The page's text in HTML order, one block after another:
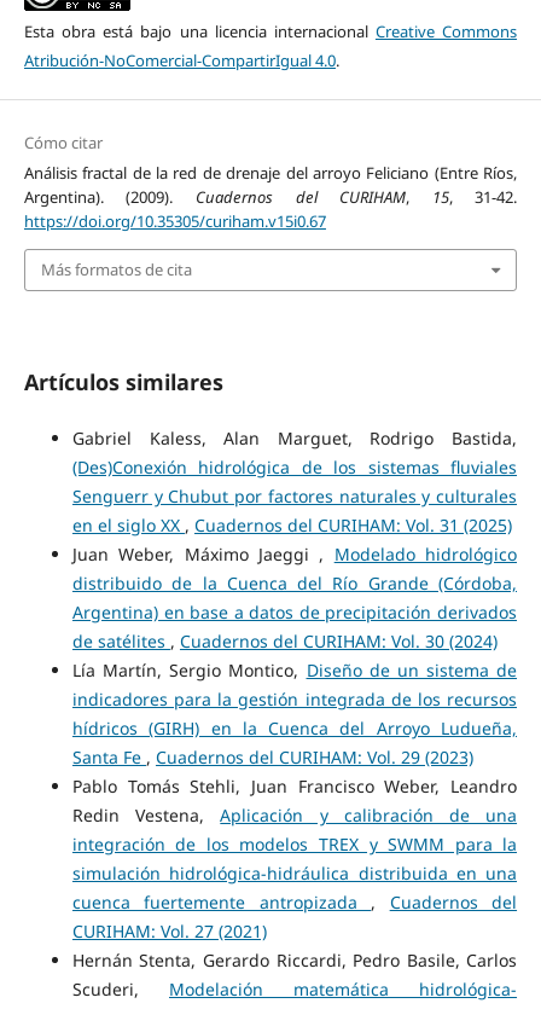
Esta obra está bajo una licencia internacional Creative Commons
Atribución-NoComercial-CompartirIgual 4.0.
Cómo citar
Análisis fractal de la red de drenaje del arroyo Feliciano (Entre Ríos,
Argentina). (2009). Cuadernos del CURIHAM, 15, 31-42.
https://doi.org/10.35305/curiham.v15i0.67
Más formatos de cita
Artículos similares
Gabriel Kaless, Alan Marguet, Rodrigo Bastida,
(Des)Conexión hidrológica de los sistemas fluviales
Senguerr y Chubut por factores naturales y culturales
en el siglo XX , Cuadernos del CURIHAM: Vol. 31 (2025)
Juan Weber, Máximo Jaeggi , Modelado hidrológico
distribuido de la Cuenca del Río Grande (Córdoba,
Argentina) en base a datos de precipitación derivados
de satélites , Cuadernos del CURIHAM: Vol. 30 (2024)
Lía Martín, Sergio Montico, Diseño de un sistema de
indicadores para la gestión integrada de los recursos
hídricos (GIRH) en la Cuenca del Arroyo Ludueña,
Santa Fe , Cuadernos del CURIHAM: Vol. 29 (2023)
Pablo Tomás Stehli, Juan Francisco Weber, Leandro
Redin Vestena,Aplicación y calibración de una
integración de los modelos TREX y SWMM para la
simulación hidrológica-hidráulica distribuida en una
cuenca fuertemente antropizada , Cuadernos del
CURIHAM: Vol. 27 (2021)
Hernán Stenta, Gerardo Riccardi, Pedro Basile, Carlos
Scuderi, Modelación matemática hidrológica-